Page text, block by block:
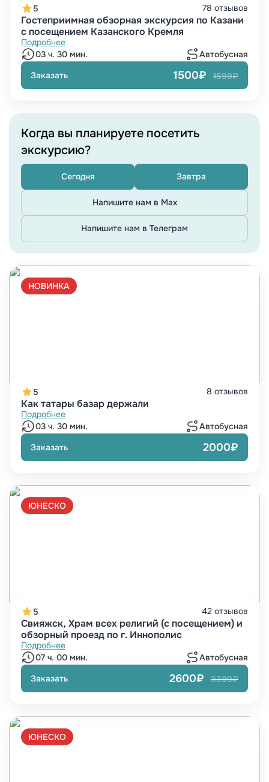
5 78 отзывов
Гостеприимная обзорная экскурсия по Казани
с посещением Казанского Кремля
Подробнее
03 ч. 30 мин.
Автобусная
Заказать
1500₽ 1599₽
НОВИНКА
5 8 отзывов
Как татары базар держали
Подробнее
03 ч. 30 мин.
Автобусная
Заказать
2000₽
ЮНЕСКО
5 42 отзывов
Свияжск, Храм всех религий (с посещением) и
обзорный проезд по г. Иннополис
Подробнее
07 ч. 00 мин.
Автобусная
Заказать
2600₽ 3399₽
ЮНЕСКО
Когда вы планируете посетить
экскурсию?
Сегодня Завтра
Напишите нам в Max
Напишите нам в Телеграм